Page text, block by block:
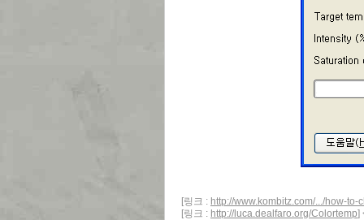
[링크 : http://www.kombitz.com/.../how-
[링크 : http://luca.dealfaro.org/Colortemp]